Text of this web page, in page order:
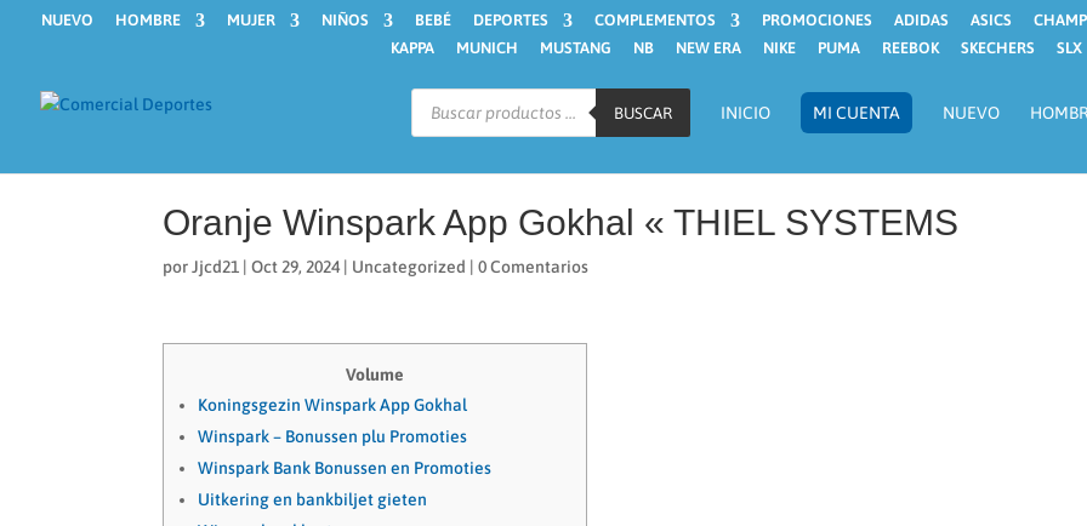
NUEVO HOMBRE MUJER NIÑOS BEBÉ DEPORTES COMPLEMENTOS PROMOCIONES ADIDAS ASICS
KAPPA
MUNICH MUSTANG NB NEW ERA NIKE PUMA REEBOK SKECHERS SLX
Búsqueda
BUSCAR INICIO MI CUENTA NUEVO
Oranje Winspark App Gokhal « THIEL SYSTEMS
porJjcd21 |Oct 29, 2024 | Uncategorized |0 Comentarios
Volume
Koningsgezin Winspark App Gokhal
Winspark – Bonussen plu Promoties
Winspark Bank Bonussen en Promoties
Uitkering en bankbiljet gieten